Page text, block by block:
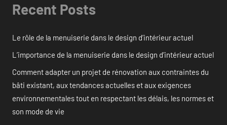
Recent Posts
Le rôle de la menuiserie dans le design d’intérieur actuel
L’importance de la menuiserie dans le design d’intérieur actuel
Comment adapter un projet de rénovation aux contraintes du
bâti existant, aux tendances actuelles et aux exigences
environnementales tout en respectant les délais, les normes et
son mode de vie